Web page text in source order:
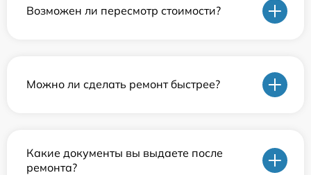
Возможен ли пересмотр стоимости?
Можно ли сделать ремонт быстрее?
Какие документы вы выдаете после
ремонта?